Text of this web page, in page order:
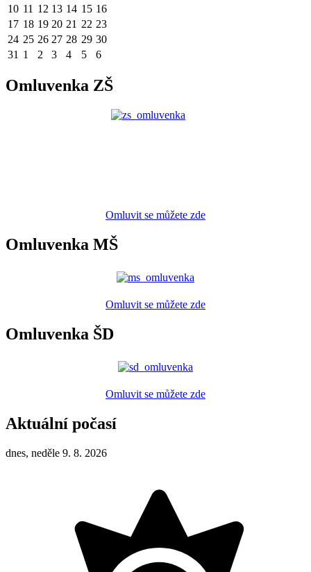
10 11 12 13 14 15 16
17 18 19 20 21 22 23
24 25 26 27 28 29 30
31 1 2 3 4 5 6
Omluvenka ZŠ
Omluvit se můžete zde
Omluvenka MŠ
Omluvit se můžete zde
Omluvenka ŠD
Omluvit se můžete zde
Aktuální počasí
dnes, neděle 9. 8. 2026